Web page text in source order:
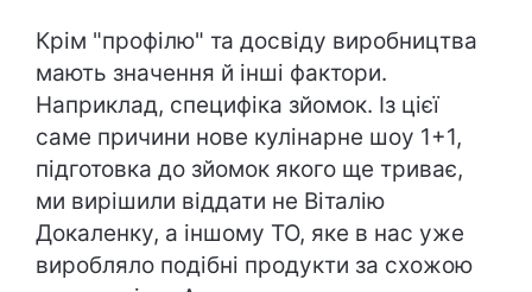
Крім "профілю" та досвіду виробництва
мають значення й інші фактори.
Наприклад, специфіка зйомок. Із цієї
саме причини нове кулінарне шоу 1+1,
підготовка до зйомок якого ще триває,
ми вирішили віддати не Віталію
Докаленку, а іншому ТО, яке в нас уже
виробляло подібні продукти за схожою